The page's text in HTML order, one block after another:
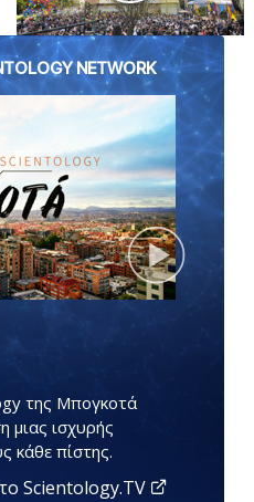
NETWORK
της Μπογκοτά
μιας ισχυρής
κάθε πίστης.
Scientology.TV